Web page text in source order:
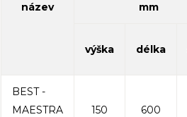
název
mm
výška délka
BEST -
MAESTRA
150 600